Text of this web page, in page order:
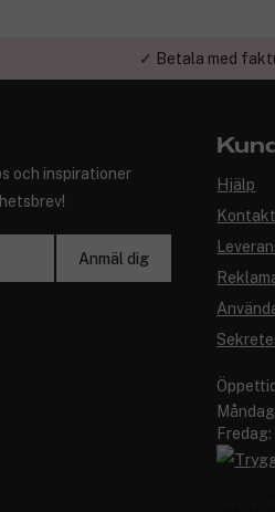
✓ Betala med
och inspirationer
Anmäl dig
Hjälp